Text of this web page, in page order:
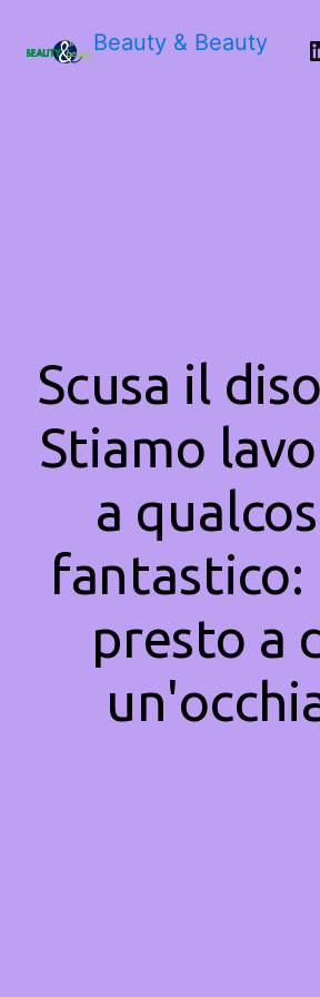
Beauty & Beauty
Scusa il
Stiamo
a
fantastico:
presto a